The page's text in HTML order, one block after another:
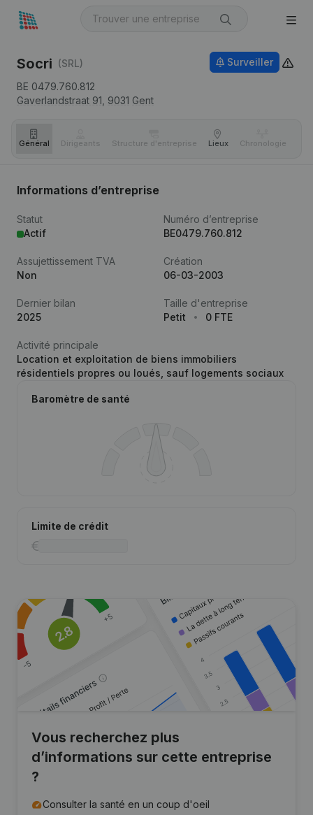
Socri (SRL)
BE 0479.760.812
Gaverlandstraat 91, 9031 Gent
Surveiller
Général Dirigeants Structure d'entreprise Lieux Chronologie
Informations d’entreprise
Statut
Actif
Numéro d’entreprise
BE0479.760.812
Assujettissement TVA
Non
Création
06-03-2003
Dernier bilan
2025
Taille d'entreprise
Petit
0 FTE
Activité principale
Location et exploitation de biens immobiliers
résidentiels propres ou loués, sauf logements sociaux
Baromètre de santé
Limite de crédit
Vous recherchez plus
d’informations sur cette entreprise
?
Consulter la santé en un coup d'oeil